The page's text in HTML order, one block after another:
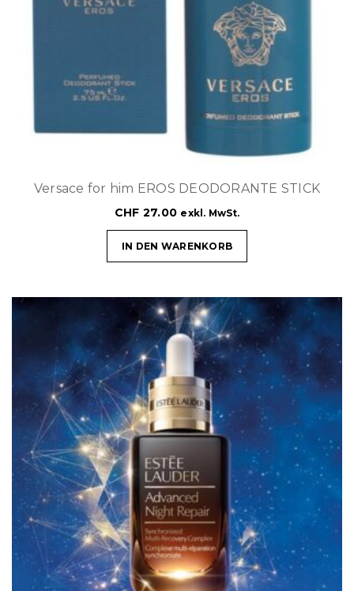
Versace for him EROS DEODORANTE STICK
CHF 27.00 exkl. MwSt.
IN DEN WARENKORB